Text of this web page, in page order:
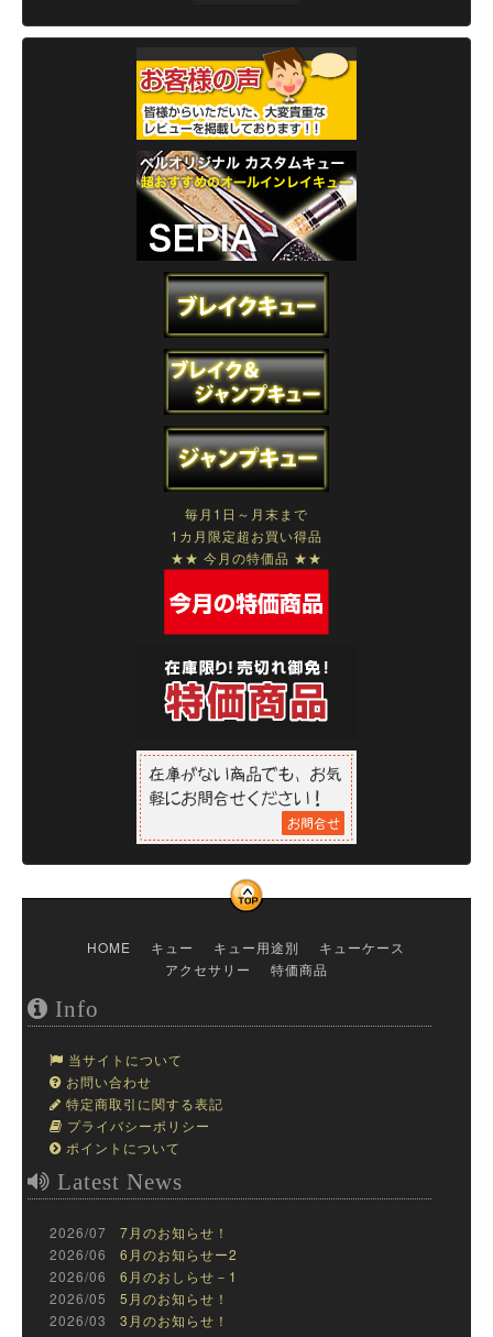
毎月1日～月末まで
1カ月限定超お買い得品
★★ 今月の特価品 ★★
HOME キュー キュー用途別
キューケース
アクセサリー
特価商品
Info
当サイトについて
お問い合わせ
特定商取引に関する表記
プライバシーポリシー
ポイントについて
Latest News
2026/07 7月のお知らせ！
2026/06 6月のお知らせー2
2026/06 6月のおしらせ－1
2026/05 5月のお知らせ！
2026/03 3月のお知らせ！